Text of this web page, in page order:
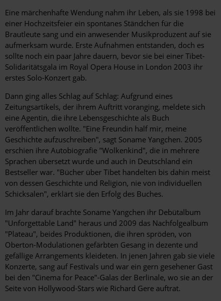
Eine märchenhafte Wendung nahm ihr Leben, als sie 1998 bei
einer Hochzeitsfeier ein spontanes Ständchen für die
Brautleute sang und ein anwesender Musikproduzent auf sie
aufmerksam wurde. Erste Aufnahmen entstanden, doch es
sollte noch ein paar Jahre dauern, bevor sie bei einer Tibet-
Solidaritätsgala im Royal Opera House in London 2003 ihr
erstes Solo-Konzert gab.
Dann ging alles Schlag auf Schlag: Aufgrund eines
Zeitungsartikels, der ihrem Auftritt voranging, meldete sich
eine Agentin, die ihre Lebensgeschichte als Buch
veröffentlichen wollte. "Eine Freundin half mir, meine
Geschichte aufzuschreiben", sagt Soname Yangchen. 2005
erschien ihre Autobiografie "Wolkenkind", die in mehrere
Sprachen übersetzt wurde und auch in Deutschland ein
Bestseller war. "Bücher über Tibet handelten bis dahin meist
von dessen Geschichte und Religion, nie von individuellen
Schicksalen", erklärt sie den Erfolg des Buches.
Im Jahr darauf brachte Soname Yangchen ihr Debütalbum
"Unforgettable Land" heraus und 2009 das Nachfolgealbum
"Plateau", beides Produktionen, die ihren spröden, von
Oberton-Modulationen gefärbten Gesang in dezente und
gefällige Arrangements kleideten. In jenen Jahren gab sie viele
Konzerte, sang auf Festivals und war ein gern gesehener Gast
bei den "Cinema for Peace"-Galas der Berlinale, wo sie an der
Seite von Hollywood-Stars wie Richard Gere auftrat.